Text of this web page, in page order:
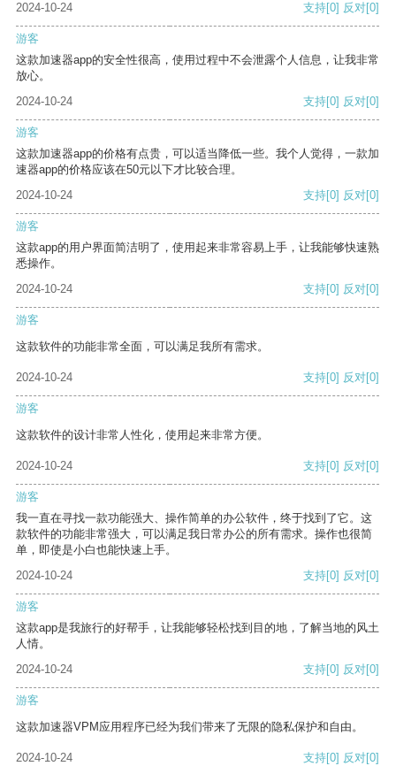
2024-10-24 支持[0] 反对[0]
游客
这款加速器app的安全性很高，使用过程中不会泄露个人信息，让我非常
放心。
2024-10-24
支持[0] 反对[0]
游客
这款加速器app的价格有点贵，可以适当降低一些。我个人觉得，一款加
速器app的价格应该在50元以下才比较合理。
2024-10-24
支持[0] 反对[0]
游客
这款app的用户界面简洁明了，使用起来非常容易上手，让我能够快速熟
悉操作。
2024-10-24
支持[0] 反对[0]
游客
这款软件的功能非常全面，可以满足我所有需求。
2024-10-24 支持[0] 反对[0]
游客
这款软件的设计非常人性化，使用起来非常方便。
2024-10-24 支持[0] 反对[0]
游客
我一直在寻找一款功能强大、操作简单的办公软件，终于找到了它。这
款软件的功能非常强大，可以满足我日常办公的所有需求。操作也很简
单，即使是小白也能快速上手。
2024-10-24
支持[0] 反对[0]
游客
这款app是我旅行的好帮手，让我能够轻松找到目的地，了解当地的风土
人情。
2024-10-24
支持[0] 反对[0]
游客
这款加速器VPM应用程序已经为我们带来了无限的隐私保护和自由。
2024-10-24 支持[0] 反对[0]